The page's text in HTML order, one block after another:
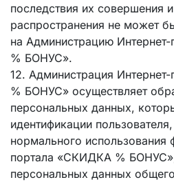
последствия их совершения
распространения не может
на Администрацию
% БОНУС».
12. Администрация
% БОНУС» осуществляет
персональных данных,
идентификации
нормального использования
портала «СКИДКА %
персональных данных